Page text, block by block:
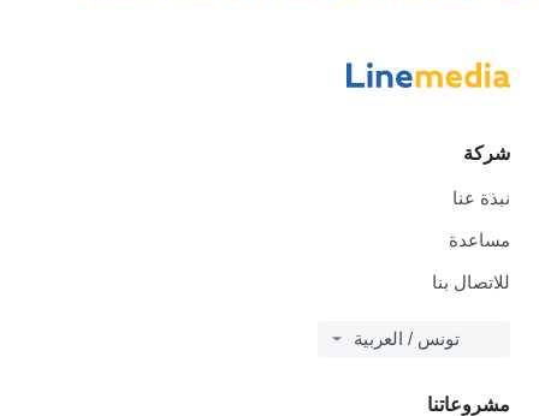
شركة
نبذة عنا
مساعدة
للاتصال بنا
تونس / العربية
مشروعاتنا